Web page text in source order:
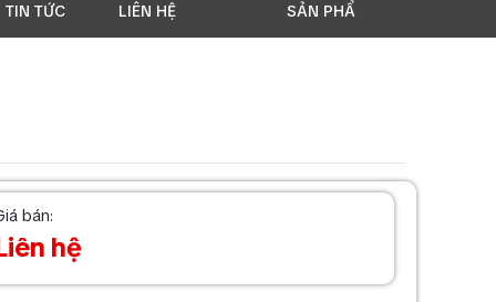
TIN TỨC LIÊN HỆ
SẢN PHẨM 2026
bán:
hệ